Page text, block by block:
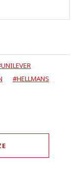
#HELLMANS